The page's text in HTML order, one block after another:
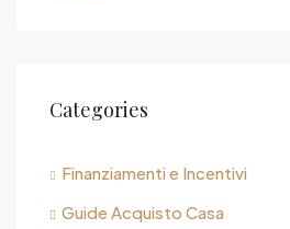
Categories
Finanziamenti e Incentivi
Guide Acquisto Casa